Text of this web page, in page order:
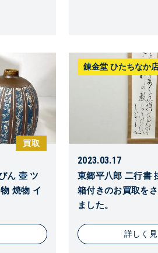
買取
ん 壺 ツ
焼物 イ
錬金堂 ひたちなか
2023.03.17
東郷平八郎 二行書
箱付きのお買取を
ました。
詳しく